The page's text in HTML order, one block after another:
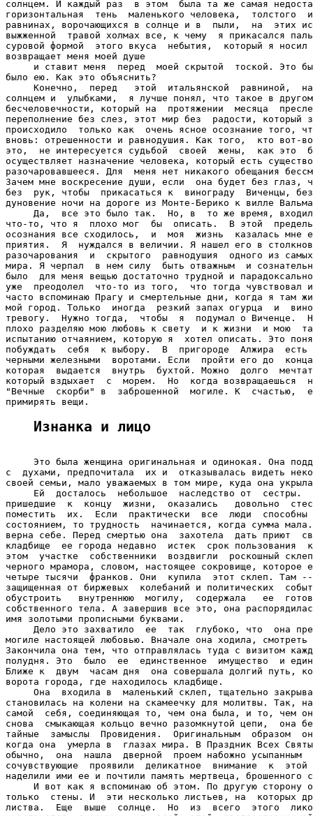
Изнанка и лицо
Это была женщина оригинальная и одинокая. Она
с  духами, предпочитала  их и  отказывалась видеть
своей семьи, мало уважаемых в том мире, куда она
Ей  досталось  небольшое  наследство от  сестры.
пришедшие  к  концу  жизни,  оказались   довольно
поместить  их.  Если  практически  все  люди  способны
состоянием, то трудность  начинается, когда сумма
верна себе. Перед смертью она  захотела  дать приют
кладбище  ее города недавно  истек  срок пользования
этом  участке  собственники  воздвигли  роскошный
черного мрамора, словом, настоящее сокровище, которое
четыре тысячи  франков. Они  купила  этот склеп. Там
защищенная от биржевых  колебаний и политических
обустроить   внутреннюю  могилу,  содержала   ее
собственного тела. А завершив все это, она
имя золотыми прописными буквами.
Дело это захватило  ее  так  глубоко, что  она
могиле настоящей любовью. Вначале она ходила,
Закончила она тем, что отправлялась туда с визитом
полудня. Это  было  ее  единственное  имущество  и
Ближе к  двум  часам дня  она совершала долгий путь,
ворота города, где находилось кладбище.
Она  входила в  маленький склеп, тщательно
становилась на колени на скамеечку для молитвы. Так,
самой  себя, соединяющая то, чем она была, и то, чем
снова  смыкающая кольцо вечно разомкнутой цепи,  она
тайные  замыслы  Провидения.  Оригинальным  образом
когда она  умерла в  глазах мира. В Праздник Всех
обычно,  она  нашла  дверной  проем набожно усыпанным
сочувствующие  проявили  деликатное  внимание  к
наделили ими ее и почтили память мертвеца, брошенного
И вот как я вспоминаю об этом. По другую сторону
только  стены. И  эти несколько листьев, на  которых
листва.  Еще  выше  солнце.  Но  из  всего  этого